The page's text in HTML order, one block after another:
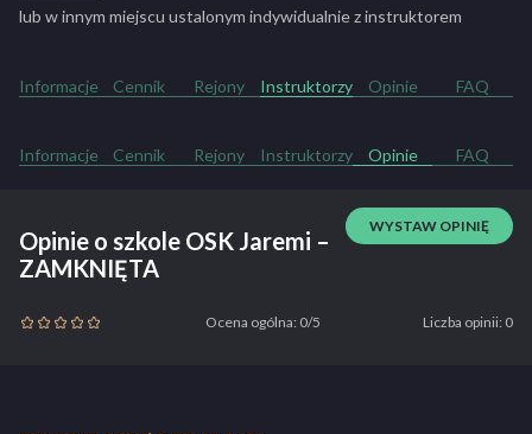
lub w innym miejscu ustalonym indywidualnie z instruktorem
Informacje Cennik Rejony Instruktorzy Opinie FAQ
Informacje Cennik Rejony Instruktorzy Opinie FAQ
Opinie o szkole OSK Jaremi –
ZAMKNIĘTA
WYSTAW OPINIĘ
Ocena ogólna: 0/5 Liczba opinii: 0